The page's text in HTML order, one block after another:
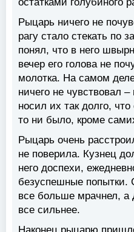
Рыцарь ничего не
рагу стало стекать по
понял, что в него
вечер его голова не
молотка. На самом
ничего не чувствовал
носил их так долго,
то ни было, кроме
Рыцарь очень
не поверила. Кузнец
него доспехи,
безуспешные
все больше мрачнел, а
все сильнее.